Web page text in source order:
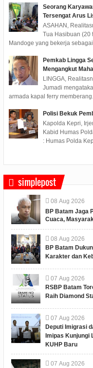
Seorang
Tersengat Arus
ASAHAN,
Tua Hasibuan (20
Mandoge yang bekerja
Pemkab Lingga
Mengangkut
LINGGA,
Jumadi
armada kapal ferry
Polisi Bekuk
Kapolda Kepri,
Kabid Humas
: Humas Polda
simplepost
08 Aug 2026
BP Batam Jaga
Cuaca,
08 Aug 2026
BP Batam
Karakter dan
07 Aug 2026
RSBP Batam
Raih Diamond
07 Aug 2026
Deputi Imigrasi
Imipas Kunjungi
KUHP Baru
07 Aug 2026